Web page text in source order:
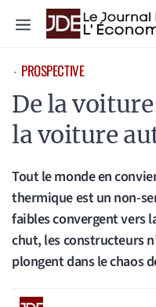
Menu
⋅ PROSPECTIVE
De la
la voiture
Tout le monde en
thermique est un non-
faibles convergent vers
chut, les constructeurs
plongent dans le chaos